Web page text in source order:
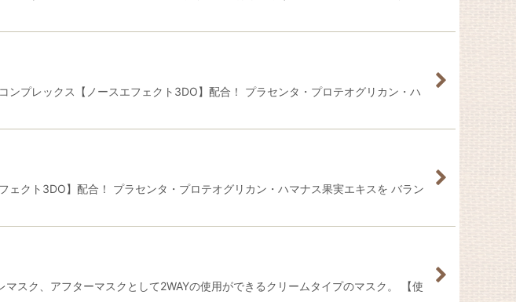
プレックス【ノースエフェクト3DO】配合！ プラセンタ・プロテオグリカン・ハ
クト3DO】配合！ プラセンタ・プロテオグリカン・ハマナス果実エキスを バラン
スク、アフターマスクとして2WAYの使用ができるクリームタイプのマスク。 【使